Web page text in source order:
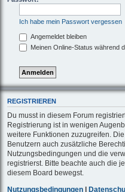
Ich habe mein Passwort vergessen
Angemeldet bleiben
Meinen Online-Status während
REGISTRIEREN
Du musst in diesem Forum
Registrierung ist in wenigen
weitere Funktionen zuzugreifen.
Benutzern auch zusätzliche
Nutzungsbedingungen und die
registrierst. Bitte beachte auch die
diesem Board bewegst.
Nutzungsbedingungen |